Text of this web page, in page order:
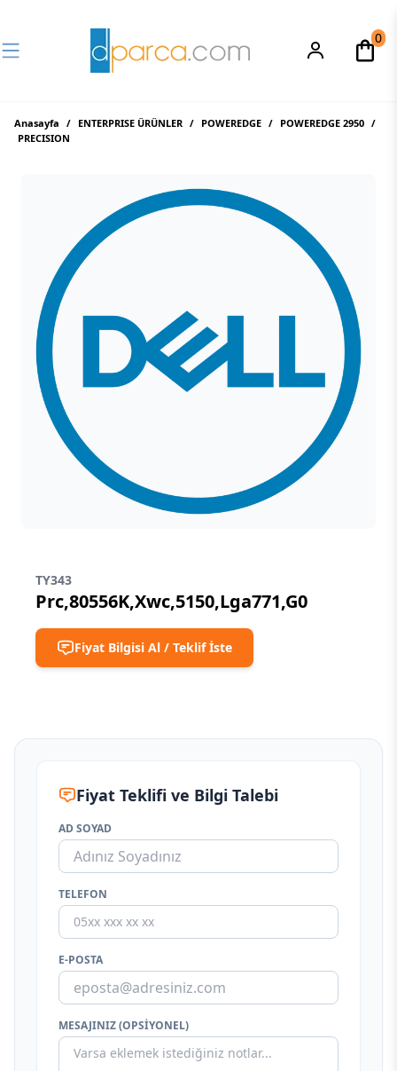
0
Anasayfa / ENTERPRISE ÜRÜNLER / POWEREDGE / POWEREDGE 2950 /
PRECISION
TY343
Prc,80556K,Xwc,5150,Lga771,G0
Fiyat Bilgisi Al / Teklif İste
Fiyat Teklifi ve Bilgi Talebi
AD SOYAD
TELEFON
E-POSTA
MESAJINIZ (OPSIYONEL)